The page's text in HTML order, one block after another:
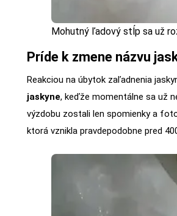
Mohutný ľadový stĺp sa už
Príde k zmene názvu
Reakciou na úbytok zaľadnenia
jaskyne, keďže momentálne sa už
výzdobu zostali len spomienky a
ktorá vznikla pravdepodobne pred